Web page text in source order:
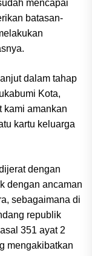
mencapai
batasan-
dalam tahap
Kota,
kami amankan
kartu keluarga
dengan
dengan ancaman
sebagaimana di
republik
351 ayat 2
mengakibatkan